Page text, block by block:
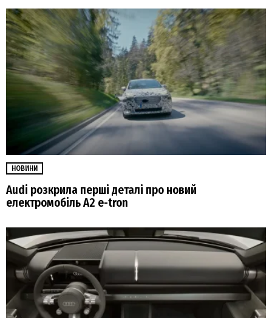
НОВИНИ
Audi розкрила перші деталі про новий
електромобіль A2 e-tron